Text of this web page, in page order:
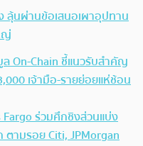
ลุ้นผ่านข้อเสนอเผาอุปทาน
ญ่
ล On-Chain ชี้แนวรับสำคัญ
เจ้ามือ-รายย่อยแห่ช้อน
ร่วมศึกชิงส่วนแบ่ง
ตามรอย Citi, JPMorgan